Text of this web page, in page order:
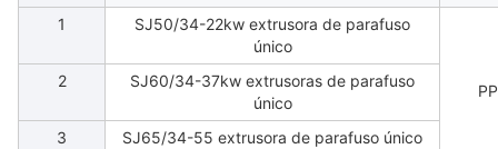
1
SJ50/34-22kw extrusora de parafuso
único
2
SJ60/34-37kw extrusoras de parafuso
único
3
SJ65/34-55 extrusora de parafuso único